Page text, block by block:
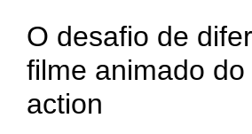
O desafio de
filme animado do
action